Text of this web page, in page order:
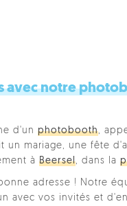
avec notre
d'un photobooth,
un mariage, une fête
à Beersel, dans la
adresse ! Notre
avec vos invités et